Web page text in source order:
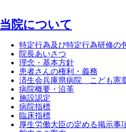
当院について
特定行為及び特定行為研修の
院長あいさつ
理念・基本方針
患者さんの権利・義務
済生会兵庫県病院 こども憲
病院概要・沿革
施設認定
病院指標
臨床指標
厚生労働大臣の定める掲示事